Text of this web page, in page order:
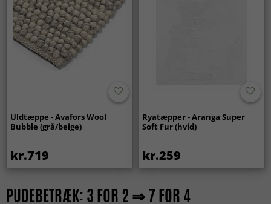
Uldtæppe - Avafors Wool
Bubble (grå/beige)
kr.719
Ryatæpper - Aranga Super
Soft Fur (hvid)
kr.259
PUDEBETRÆK: 3 FOR 2 ⇒ 7 FOR 4